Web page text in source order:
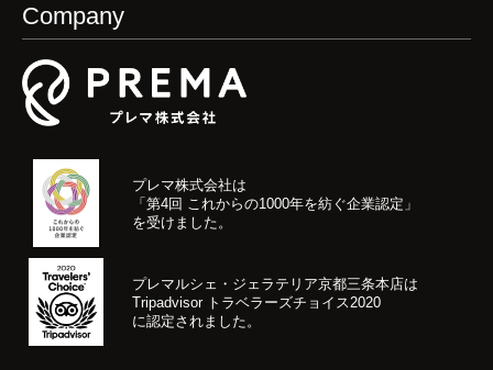
Company
プレマ株式会社は
「第4回 これからの1000年を紡ぐ企業認定」
を受けました。
プレマルシェ・ジェラテリア京都三条本店は
Tripadvisor トラベラーズチョイス2020
に認定されました。